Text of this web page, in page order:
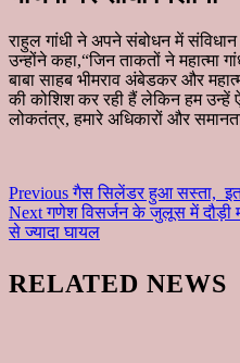
राहुल गांधी ने अपने संबोधन में संविधान
उन्होंने कहा,“जिन ताकतों ने महात्मा
बाबा साहब भीमराव अंबेडकर और
की कोशिश कर रही हैं लेकिन हम उन्हें
लोकतंत्र, हमारे अधिकारों और
Continue
Reading
Previousगैस सिलेंडर हुआ सस्ता,
Nextगणेश विसर्जन के जुलूस में दौड़ी
से ज्यादा घायल
RELATED NEWS